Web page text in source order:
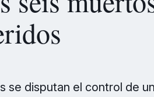
se disputan el control de